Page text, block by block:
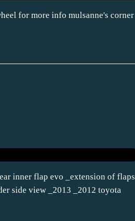
for more info mulsanne's corner
inner flap evo _extension of flaps
side view _2013 _2012 toyota